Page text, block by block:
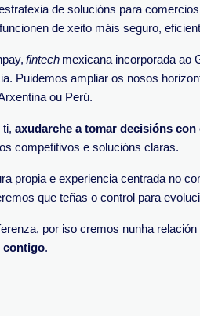
de solucións para
de xeito máis seguro,
fintech mexicana incorporada ao
Puidemos ampliar os nosos
ou Perú.
axudarche a tomar decisións con
competitivos e solucións claras.
propia e experiencia centrada no
que teñas o control para
por iso cremos nunha
contigo.